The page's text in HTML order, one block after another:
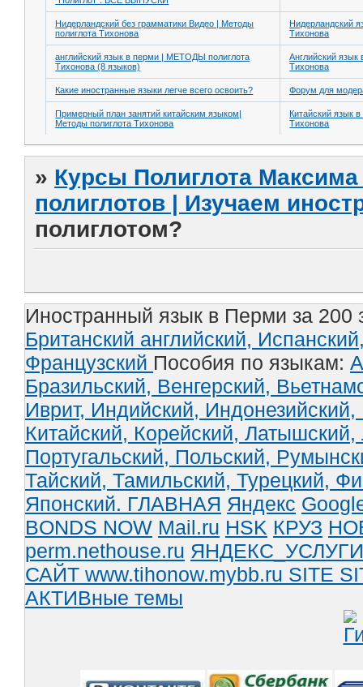
Нидерландский без грамматики Видео | Методы
полиглота Тихонова
Нидерландский
Тихонова
английский язык в перми | МЕТОДЫ полиглота
Тихонова (8 языков)
Английский
Тихонова
Какие иностранные языки легче всего освоить? Форум для
Примерный план занятий китайским языком|
Методы полиглота Тихонова
Китайский язык
Тихонова
» Курсы Полиглота
полиглотов | Изучаем
полиглотом?
Иностранный язык в Перми за 200
Британский английский,
Французский Пособия по языкам:
Бразильский, Венгерский,
Иврит, Индийский, Индонезийский,
Китайский, Корейский, Латышский,
Португальский, Польский,
Тайский, Тамильский, Турецкий,
Японский. ГЛАВНАЯ Яндекс
BONDS NOW Mail.ru HSK КРУЗ
perm.nethouse.ru ЯНДЕКС_УСЛУГИ
САЙТ www.tihonow.mybb.ru SITE
АКТИВные темы